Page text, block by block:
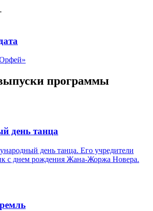
программы
день танца
день танца. Его учредители
с днем рождения Жана-Жоржа Новера.